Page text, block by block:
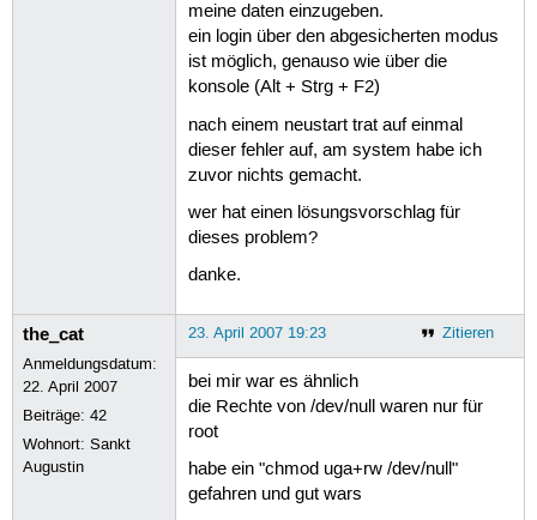
meine daten einzugeben.
ein login über den abgesicherten modus
ist möglich, genauso wie über die
konsole (Alt + Strg + F2)
nach einem neustart trat auf einmal
dieser fehler auf, am system habe ich
zuvor nichts gemacht.
wer hat einen lösungsvorschlag für
dieses problem?
danke.
the_cat
Anmeldungsdatum:
22. April 2007
Beiträge:42
Wohnort: Sankt
Augustin
Zitieren
23. April 2007 19:23
bei mir war es ähnlich
die Rechte von /dev/null waren nur für
root
habe ein "chmod uga+rw /dev/null"
gefahren und gut wars